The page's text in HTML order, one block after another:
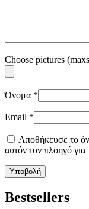
Choose pictures
Όνομα *
Email *
Αποθήκευσε το
αυτόν τον πλοηγό
Bestsellers